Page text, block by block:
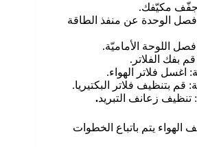
جفّف مكيّفك.
افصل الوحدة عن منفذ الطاقة
اللوحة الأماميّة.
بفك الفلاتر.
اغسل فلاتر الهواء.
قم بتنظيف فلاتر البكتيريا.
تنظيف زعانف التبريد.
يتم باتباع الخطوات